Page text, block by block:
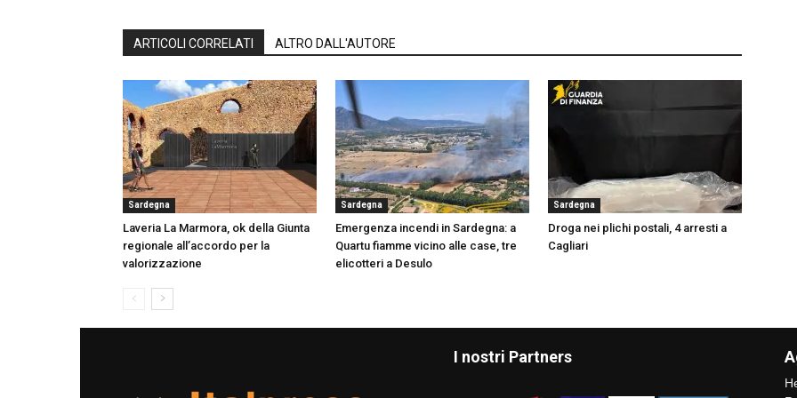
ARTICOLI CORRELATI ALTRO DALL'AUTORE
Sardegna
Laveria La Marmora, ok della Giunta
regionale all’accordo per la
valorizzazione
Sardegna
Emergenza incendi in Sardegna: a
Quartu fiamme vicino alle case, tre
elicotteri a Desulo
Sardegna
Droga nei plichi postali, 4 arresti a
Cagliari
I nostri Partners